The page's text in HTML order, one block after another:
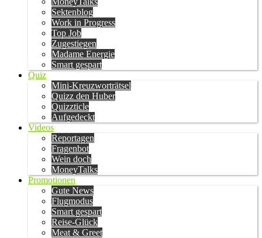
Sektenblog
Work in Progress
Top Job
Zugestiegen
Madame Energie
Smart gespart
Quiz
Mini-Kreuzworträtsel
Quizz den Huber
Quizzticle
Aufgedeckt
Videos
Reportagen
Fragenbot
Wein doch
MoneyTalks
Promotionen
Gute News
Flugmodus
Smart gespart
Reise-Glück
Meat & Greet